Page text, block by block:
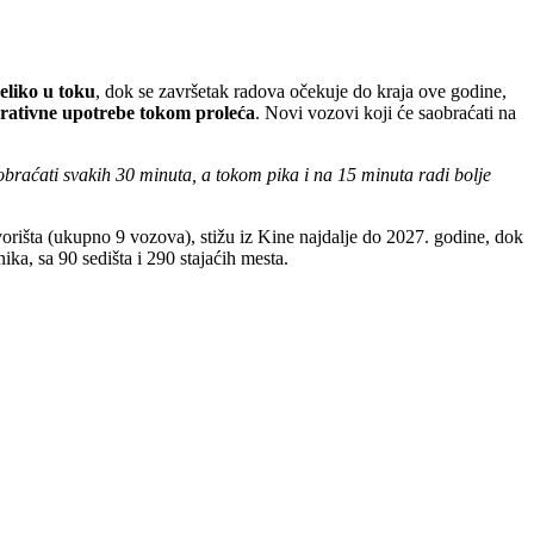
u toku, dok se završetak radova očekuje do kraja ove godine,
upotrebe tokom proleća. Novi vozovi koji će saobraćati na
svakih 30 minuta, a tokom pika i na 15 minuta radi bolje
(ukupno 9 vozova), stižu iz Kine najdalje do 2027. godine, dok
sa 90 sedišta i 290 stajaćih mesta.